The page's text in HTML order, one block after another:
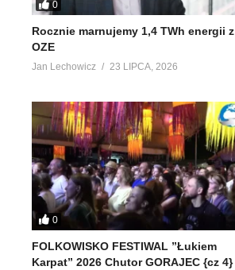
0
Rocznie marnujemy 1,4 TWh energii z
OZE
Jan Lechowicz 23 LIPCA, 2026
0
FOLKOWISKO FESTIWAL ”Łukiem
Karpat” 2026 Chutor GORAJEC {cz 4}